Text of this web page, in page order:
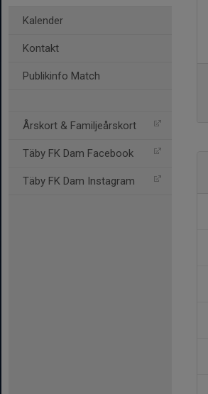
Kalender
Kontakt
Publikinfo Match
Årskort & Familjeårskort
Täby FK Dam Facebook
Täby FK Dam Instagram